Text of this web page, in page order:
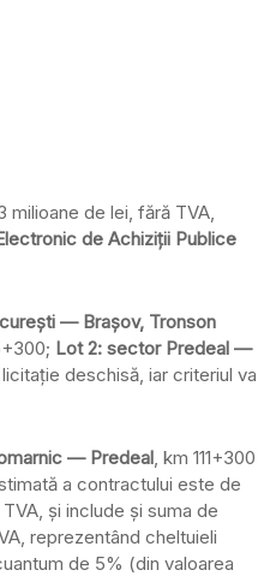
milioane de lei, fără TVA,
de Achiziţii Publice
— Braşov, Tronson
Lot 2: sector Predeal —
deschisă, iar criteriul va
— Predeal, km 111+300
a contractului este de
şi include şi suma de
reprezentând cheltuieli
de 5% (din valoarea